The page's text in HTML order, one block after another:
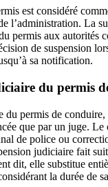
est considéré
l’administration. La
permis aux autorités
de suspension
sa notification.
du permis
du permis de conduire,
que par un juge. Le
de police ou
judiciaire fait
dit, elle substitue
la durée de